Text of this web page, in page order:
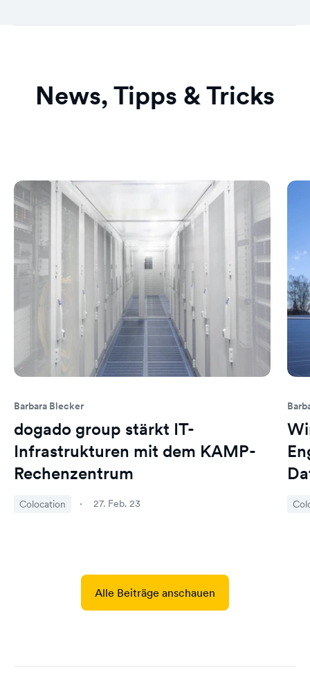
News, Tipps & Tricks
Barbara Blecker
dogado group stärkt IT-
Infrastrukturen mit dem KAMP-
Rechenzentrum
Colocation 27. Feb. 23
Alle Beiträge anschauen